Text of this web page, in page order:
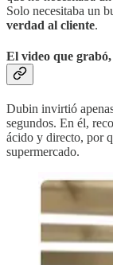
Solo necesitaba un
verdad al cliente.
El video que
Dubin invirtió
segundos. En él,
ácido y directo, por
supermercado.